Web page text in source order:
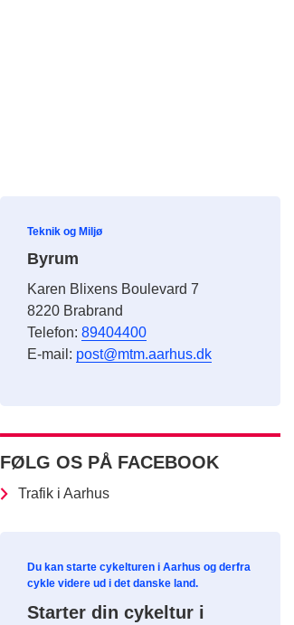
Teknik og Miljø
Byrum
Karen Blixens Boulevard 7
8220 Brabrand
Telefon:89404400
E-mail: post@mtm.aarhus.dk
FØLG OS PÅ FACEBOOK
Trafik i Aarhus
Du kan starte cykelturen i Aarhus og derfra
cykle videre ud i det danske land.
Starter din cykeltur i